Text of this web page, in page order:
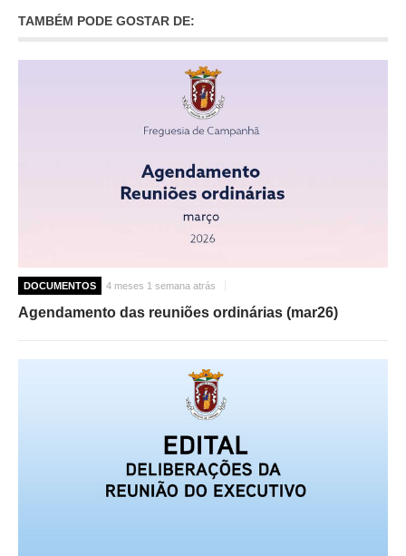
TAMBÉM PODE GOSTAR DE:
DOCUMENTOS 4 meses 1 semana atrás
Agendamento das reuniões ordinárias (mar26)